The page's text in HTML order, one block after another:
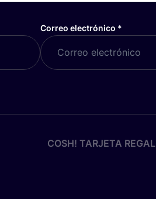
Correo electrónico *
COSH! TARJETA